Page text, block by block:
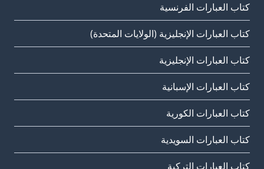
كتاب العبارات الفرنسية
كتاب العبارات الإنجليزية (الولايات المتحدة)
كتاب العبارات الإنجليزية
كتاب العبارات الإسبانية
كتاب العبارات الكورية
كتاب العبارات السويدية
كتاب العبارات التركية